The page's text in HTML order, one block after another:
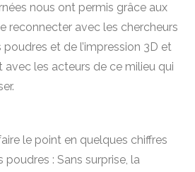
nous ont permis grâce aux
reconnecter avec les chercheurs
et de l’impression 3D et
les acteurs de ce milieu qui
le point en quelques chiffres
: Sans surprise, la